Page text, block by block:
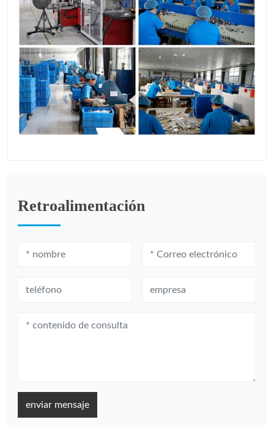
Retroalimentación
enviar mensaje